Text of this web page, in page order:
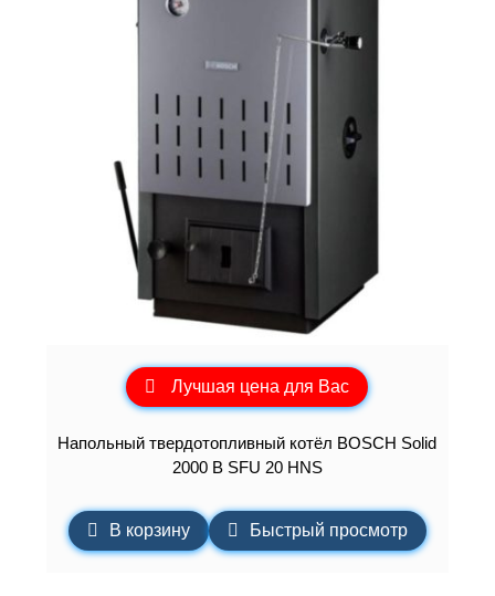
Лучшая цена для Вас
Напольный твердотопливный котёл BOSCH Solid
2000 B SFU 20 HNS
В корзину Быстрый просмотр